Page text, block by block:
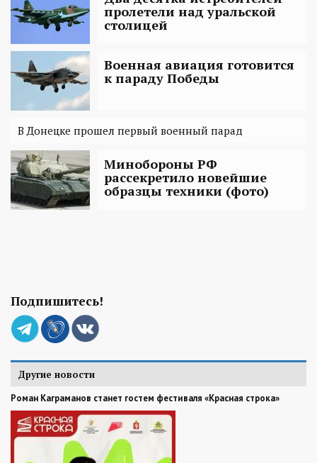
пролетели над уральской
столицей
Военная авиация готовится
к параду Победы
В Донецке прошел первый военный парад
Минобороны РФ
рассекретило новейшие
образцы техники (фото)
Подпишитесь!
Другие новости
Роман Каграманов станет гостем фестиваля «Красная строка»